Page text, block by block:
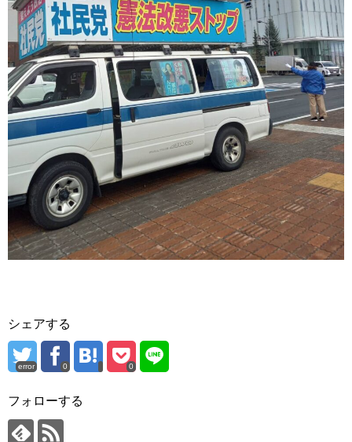
シェアする
error 0 0
フォローする